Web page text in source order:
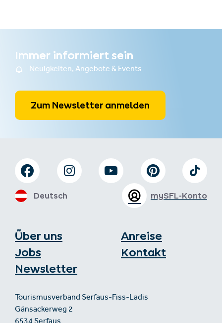
Immer informiert sein
Neuigkeiten, Angebote & Events
Zum Newsletter anmelden
Über uns
Jobs
Newsletter
Anreise
Kontakt
Tourismusverband Serfaus-Fiss-Ladis
Gänsackerweg 2
mySFL-Konto
Deutsch